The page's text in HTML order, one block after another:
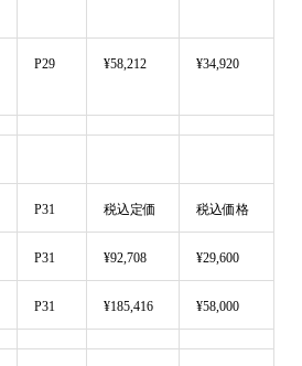
P29 ¥58,212 ¥34,920
P31 税込定価 税込価格
P31 ¥92,708 ¥29,600
P31 ¥185,416 ¥58,000